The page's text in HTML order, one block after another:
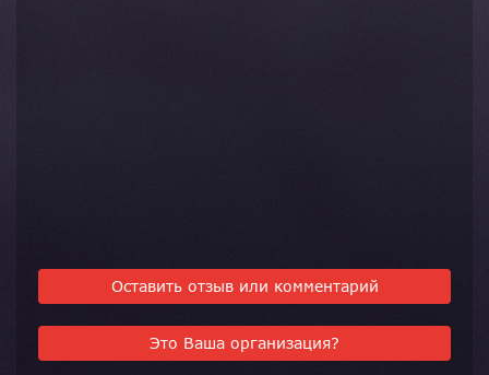
Оставить отзыв или комментарий
Это Ваша организация?